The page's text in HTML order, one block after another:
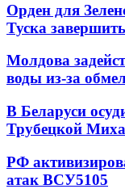
Орден для
Туска
Молдова
воды из-за
В Беларуси
Трубецкой
РФ
атак ВСУ5105